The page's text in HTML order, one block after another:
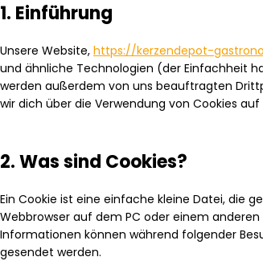
1. Einführung
Unsere Website, https://kerzendepot-
und ähnliche Technologien (der Einfachheit
werden außerdem von uns beauftragten
wir dich über die Verwendung von Cookies
2. Was sind Cookies?
Ein Cookie ist eine einfache kleine Datei, die
Webbrowser auf dem PC oder einem
Informationen können während folgender
gesendet werden.